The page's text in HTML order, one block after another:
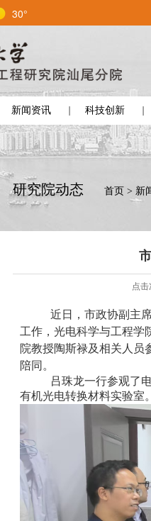
30°
新闻资讯 科技创新
研究院动态 首页 > 新
点击
近日，市政协副主
工作，光电科学与工程学
院教授陶斯禄及相关人员
陪同。
吕珠龙一行参观了
有机光电转换材料实验室